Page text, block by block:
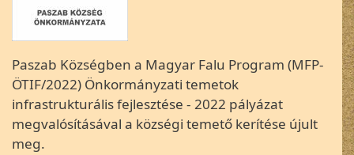
Paszab Községben a Magyar Falu Program (MFP-
ÖTIF/2022) Önkormányzati temetok
infrastrukturális fejlesztése - 2022 pályázat
megvalósításával a községi temető kerítése újult
meg.